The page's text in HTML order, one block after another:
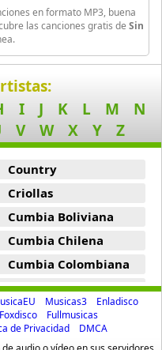
en formato MP3, buena
las canciones gratis de Sin
I J K L M
N
V W X Y Z
Country
Criollas
Cumbia Boliviana
Cumbia Chilena
Cumbia Colombiana
Cumbia Ecuatoriana
Cumbia Mexicana
Cumbia Pop
Musicas3
Enladisco
Foxdisco
Fullmusicas
de Privacidad
DMCA